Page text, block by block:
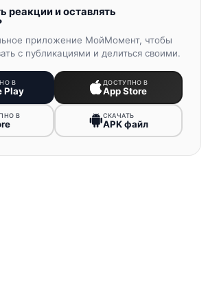
реакции и оставлять
приложение МойМомент, чтобы
с публикациями и делиться своими.
В
Play
ДОСТУПНО В
App Store
В СКАЧАТЬ
APK файл